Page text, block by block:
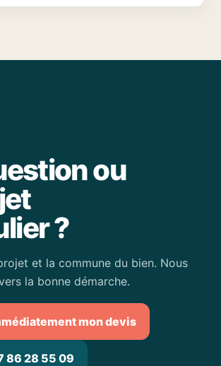
ou
?
et la commune du bien. Nous
la bonne démarche.
mon devis
86 28 55 09